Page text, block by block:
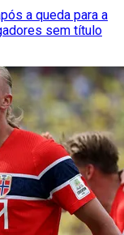
a queda para a
sem título